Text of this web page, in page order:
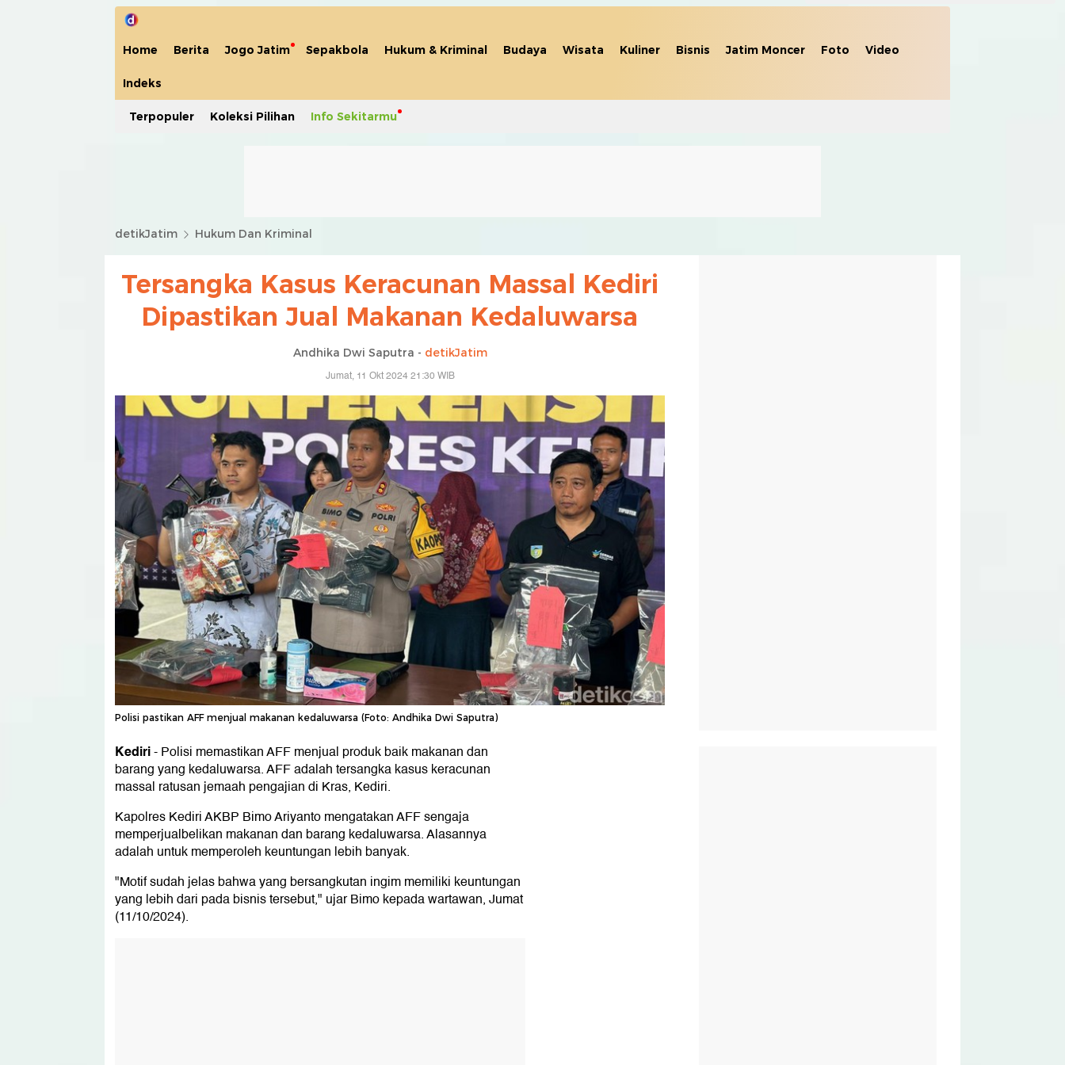
Home Berita Jogo Jatim Sepakbola Hukum & Kriminal Budaya Wisata Kuliner Bisnis Jatim Moncer Foto Video
Indeks
Terpopuler Koleksi Pilihan Info Sekitarmu
detikJatim Hukum Dan Kriminal
Tersangka Kasus Keracunan Massal Kediri
Dipastikan Jual Makanan Kedaluwarsa
Andhika Dwi Saputra - detikJatim
Jumat, 11 Okt 2024 21:30 WIB
Polisi pastikan AFF menjual makanan kedaluwarsa (Foto: Andhika Dwi Saputra)
Kediri-Polisi memastikan AFF menjual produk baik makanan dan
barang yang kedaluwarsa. AFF adalah tersangka kasus keracunan
massal ratusan jemaah pengajian di Kras, Kediri.
Kapolres Kediri AKBP Bimo Ariyanto mengatakan AFF sengaja
memperjualbelikan makanan dan barang kedaluwarsa. Alasannya
adalah untuk memperoleh keuntungan lebih banyak.
"Motif sudah jelas bahwa yang bersangkutan ingim memiliki keuntungan
yang lebih dari pada bisnis tersebut," ujar Bimo kepada wartawan, Jumat
(11/10/2024).